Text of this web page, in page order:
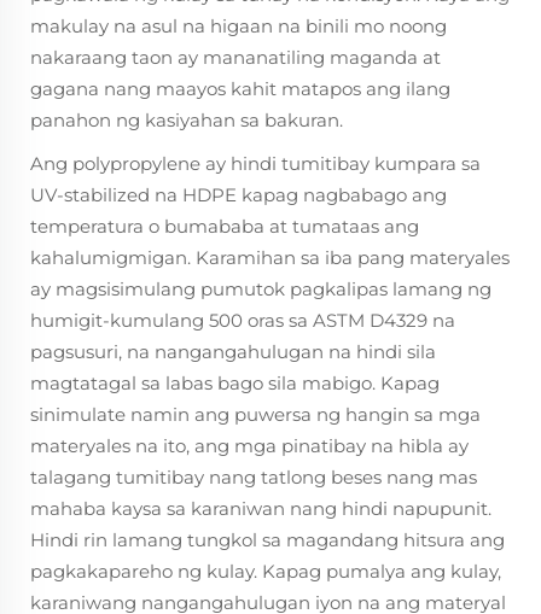
makulay na asul na higaan na binili mo noong
nakaraang taon ay mananatiling maganda at
gagana nang maayos kahit matapos ang ilang
panahon ng kasiyahan sa bakuran.
Ang polypropylene ay hindi tumitibay kumpara sa
UV-stabilized na HDPE kapag nagbabago ang
temperatura o bumababa at tumataas ang
kahalumigmigan. Karamihan sa iba pang materyales
ay magsisimulang pumutok pagkalipas lamang ng
humigit-kumulang 500 oras sa ASTM D4329 na
pagsusuri, na nangangahulugan na hindi sila
magtatagal sa labas bago sila mabigo. Kapag
sinimulate namin ang puwersa ng hangin sa mga
materyales na ito, ang mga pinatibay na hibla ay
talagang tumitibay nang tatlong beses nang mas
mahaba kaysa sa karaniwan nang hindi napupunit.
Hindi rin lamang tungkol sa magandang hitsura ang
pagkakapareho ng kulay. Kapag pumalya ang kulay,
karaniwang nangangahulugan iyon na ang materyal